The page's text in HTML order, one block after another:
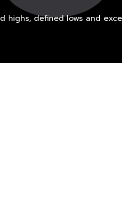
highs, defined lows and